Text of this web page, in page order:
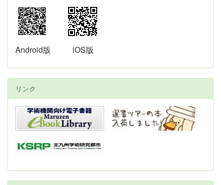
Android版 iOS版
リンク